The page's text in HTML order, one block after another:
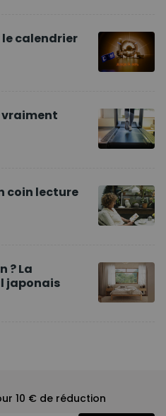
le calendrier
coin lecture
? La
japonais
10 € de réduction